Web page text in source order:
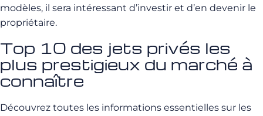
modèles, il sera intéressant d’investir et d’en devenir le
propriétaire.
Top 10 des jets privés les
plus prestigieux du marché à
connaître
Découvrez toutes les informations essentielles sur les